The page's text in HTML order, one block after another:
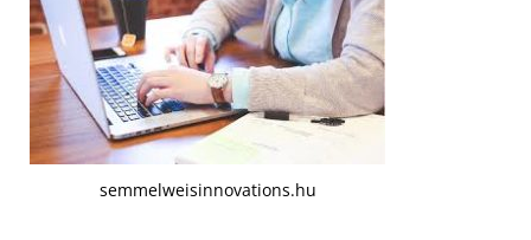
semmelweisinnovations.hu